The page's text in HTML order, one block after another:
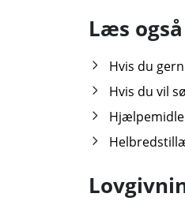
Læs også
Hvis du
Hvis du vil